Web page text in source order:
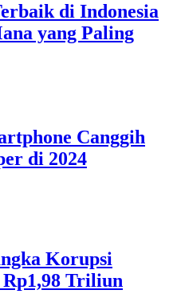
di Indonesia
yang Paling
Canggih
di 2024
Korupsi
Triliun